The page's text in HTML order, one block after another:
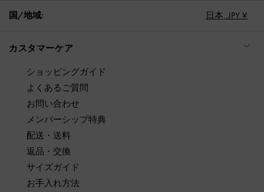
国/地域: 日本, JPY ¥
カスタマーケア
ショッピングガイド
よくあるご質問
お問い合わせ
メンバーシップ特典
配送・送料
返品・交換
サイズガイド
お手入れ方法